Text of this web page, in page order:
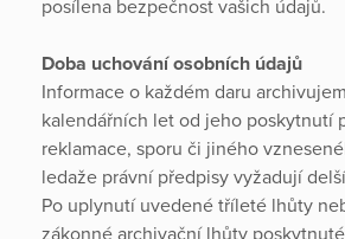
posílena bezpečnost vašich údajů.
Doba uchování osobních údajů
Informace o každém daru
kalendářních let od jeho poskytnutí
reklamace, sporu či jiného
ledaže právní předpisy vyžadují
Po uplynutí uvedené tříleté lhůty
zákonné archivační lhůty